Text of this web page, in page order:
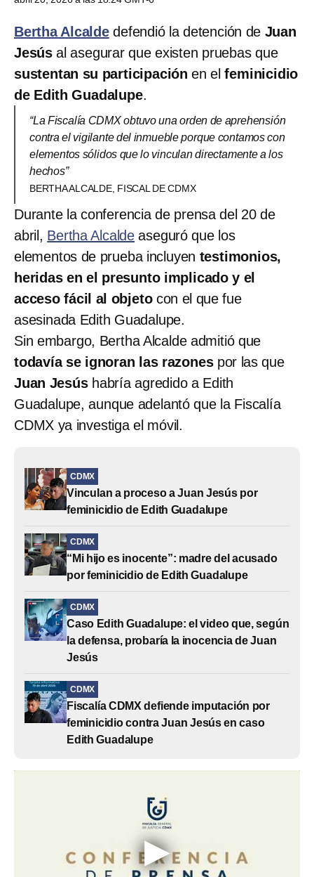
Bertha Alcaldedefendió la detención de Juan
Jesúsal asegurar que existen pruebas que
sustentan su participaciónen elfeminicidio
de Edith Guadalupe.
“La Fiscalía CDMX obtuvo una orden de aprehensión
contra el vigilante del inmueble porque contamos con
elementos sólidos que lo vinculan directamente a los
hechos”
BERTHA ALCALDE, FISCAL DE CDMX
Durante la conferencia de prensa del 20 de
abril, Bertha Alcalde aseguró que los
elementos de prueba incluyen testimonios,
heridas en el presunto implicado y el
acceso fácil al objeto con el que fue
asesinada Edith Guadalupe.
Sin embargo, Bertha Alcalde admitió que
todavía se ignoran las razonespor las que
Juan Jesúshabría agredido a Edith
Guadalupe, aunque adelantó que la Fiscalía
CDMX ya investiga el móvil.
CDMX
Vinculan a proceso a Juan Jesús por
feminicidio de Edith Guadalupe
CDMX
“Mi hijo es inocente”: madre del acusado
por feminicidio de Edith Guadalupe
CDMX
Caso Edith Guadalupe: el video que, según
la defensa, probaría la inocencia de Juan
Jesús
CDMX
Fiscalía CDMX defiende imputación por
feminicidio contra Juan Jesús en caso
Edith Guadalupe